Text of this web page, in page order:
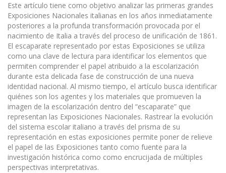
Este artículo tiene como objetivo analizar las primeras grandes
Exposiciones Nacionales italianas en los años inmediatamente
posteriores a la profunda transformación provocada por el
nacimiento de Italia a través del proceso de unificación de 1861.
El escaparate representado por estas Exposiciones se utiliza
como una clave de lectura para identificar los elementos que
permiten comprender el papel atribuido a la escolarización
durante esta delicada fase de construcción de una nueva
identidad nacional. Al mismo tiempo, el artículo busca identificar
quiénes son los agentes y los materiales que promueven la
imagen de la escolarización dentro del “escaparate” que
representan las Exposiciones Nacionales. Rastrear la evolución
del sistema escolar italiano a través del prisma de su
representación en estas exposiciones permite poner de relieve
el papel de las Exposiciones tanto como fuente para la
investigación histórica como como encrucijada de múltiples
perspectivas interpretativas.